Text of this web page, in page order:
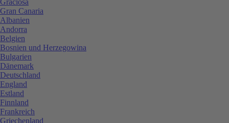
Gran Canaria
Albanien
Andorra
Belgien
Bosnien und Herzegowina
Bulgarien
Dänemark
Deutschland
England
Estland
Finnland
Frankreich
Griechenland